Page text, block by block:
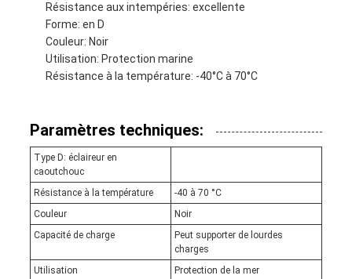
Résistance aux intempéries: excellente
Forme: en D
Couleur: Noir
Utilisation: Protection marine
Résistance à la température: -40°C à 70°C
Paramètres techniques:
Type D: éclaireur en
caoutchouc
Résistance à la température
-40 à 70 °C
Couleur
Noir
Capacité de charge
Peut supporter de lourdes
charges
Utilisation
Protection de la mer